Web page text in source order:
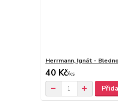
Herrmann, Ignát -
40 Kč/ks